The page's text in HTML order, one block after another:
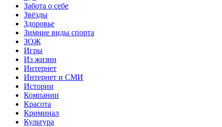
Забота о себе
Звёзды
Здоровье
Зимние виды спорта
ЗОЖ
Игры
Из жизни
Интернет
Интернет и СМИ
Истории
Компании
Красота
Криминал
Культура